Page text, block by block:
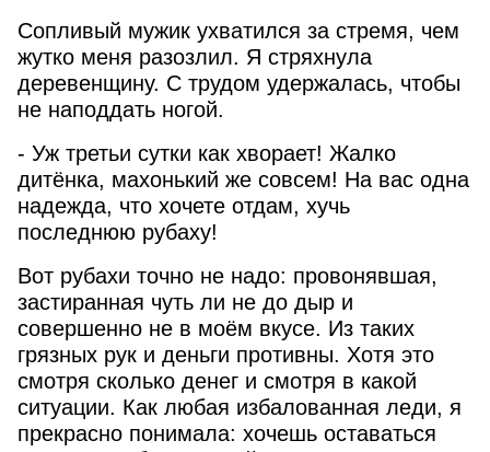
Сопливый мужик ухватился за стремя, чем
жутко меня разозлил. Я стряхнула
деревенщину. С трудом удержалась, чтобы
не наподдать ногой.
- Уж третьи сутки как хворает! Жалко
дитёнка, махонький же совсем! На вас одна
надежда, что хочете отдам, хучь
последнюю рубаху!
Вот рубахи точно не надо: провонявшая,
застиранная чуть ли не до дыр и
совершенно не в моём вкусе. Из таких
грязных рук и деньги противны. Хотя это
смотря сколько денег и смотря в какой
ситуации. Как любая избалованная леди, я
прекрасно понимала: хочешь оставаться